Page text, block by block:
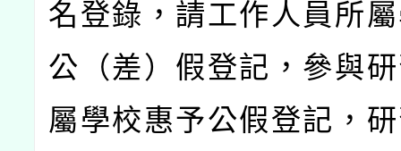
名登錄，請工作人員所
公（差）假登記，參與
屬學校惠予公假登記，